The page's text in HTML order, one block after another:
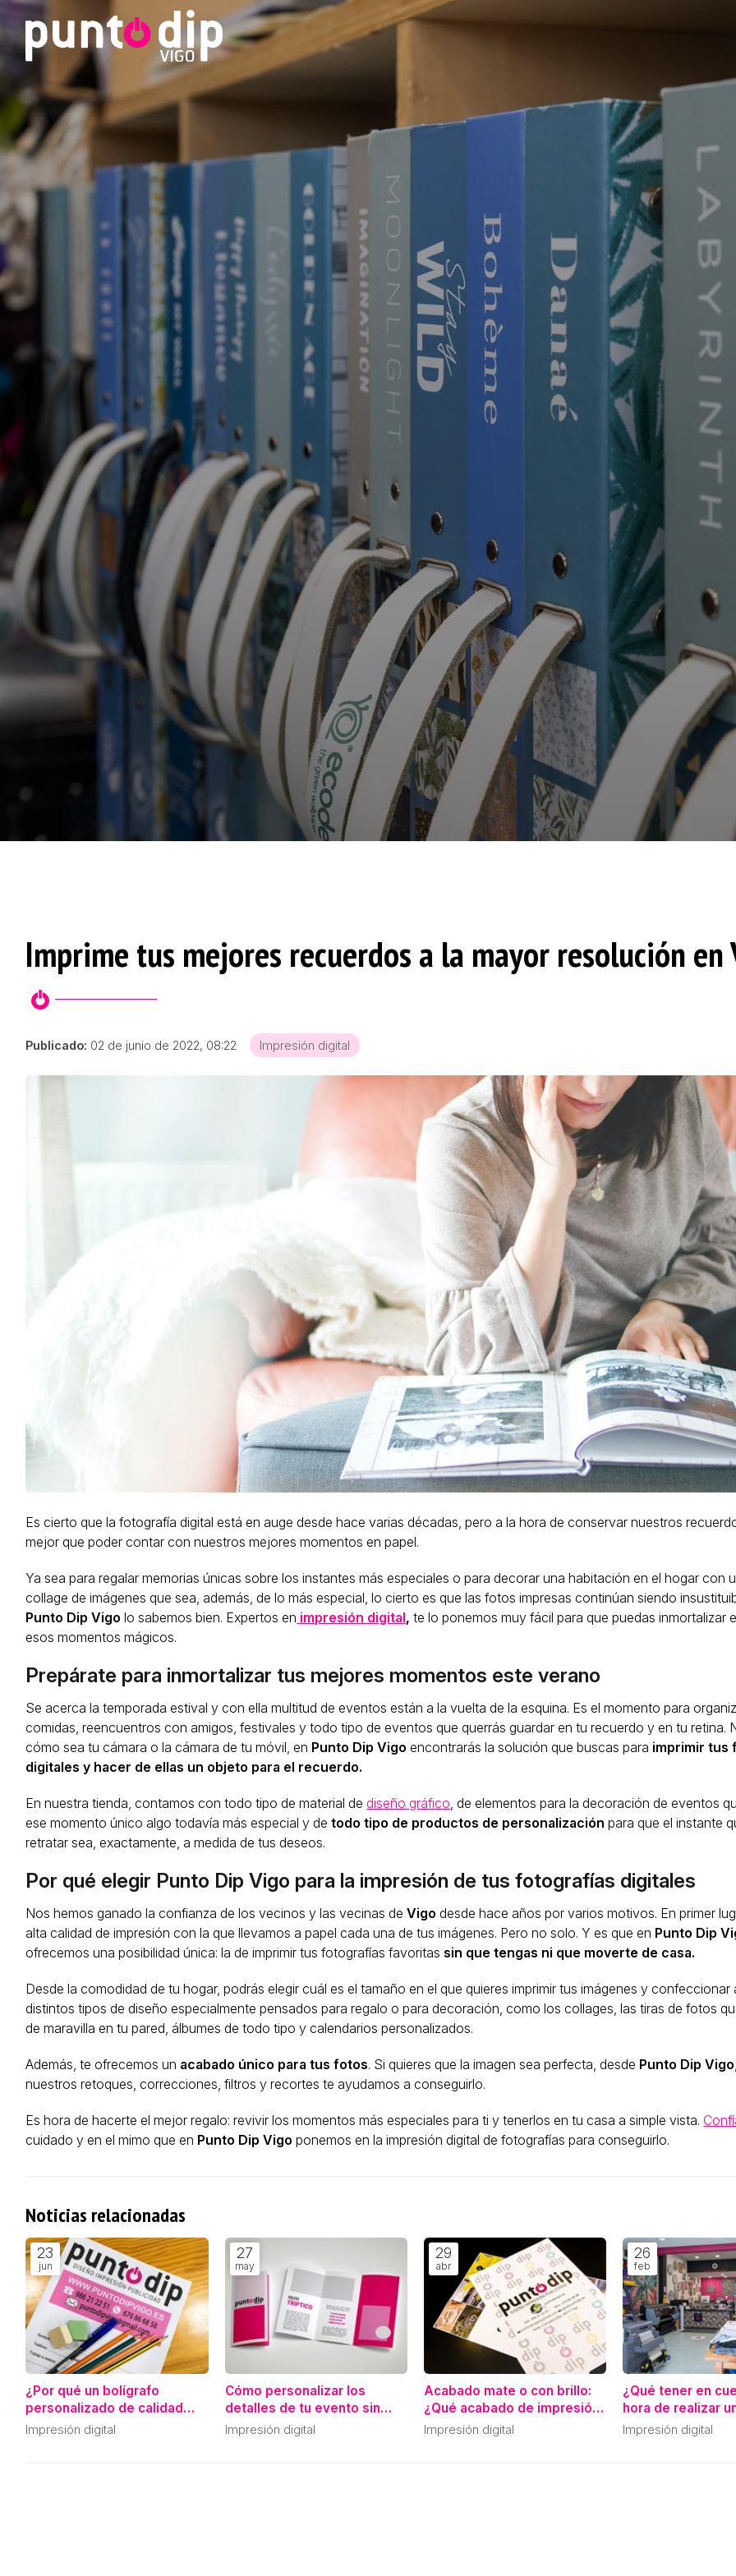
Imprime tus mejores recuerdos a la mayor resolución en
Publicado: 02 de junio de 2022, 08:22 Impresión digital
Es cierto que la fotografía digital está en auge desde hace varias décadas, pero a la hora de conservar nuestros
mejor que poder contar con nuestros mejores momentos en papel.
Ya sea para regalar memorias únicas sobre los instantes más especiales o para decorar una habitación en el hogar con
collage de imágenes que sea, además, de lo más especial, lo cierto es que las fotos impresas continúan siendo
Punto Dip Vigolo sabemos bien. Expertos en impresión digital, te lo ponemos muy fácil para que puedas inmortalizar
esos momentos mágicos.
Prepárate para inmortalizar tus mejores momentos este verano
Se acerca la temporada estival y con ella multitud de eventos están a la vuelta de la esquina. Es el momento para
comidas, reencuentros con amigos, festivales y todo tipo de eventos que querrás guardar en tu recuerdo y en tu retina.
cómo sea tu cámara o la cámara de tu móvil, en Punto Dip Vigo encontrarás la solución que buscas para imprimir tus
digitales y hacer de ellas un objeto para el recuerdo.
En nuestra tienda, contamos con todo tipo de material dediseño gráfico , de elementos para la decoración de eventos
ese momento único algo todavía más especial y de todo tipo de productos de personalizaciónpara que el instante
retratar sea, exactamente, a medida de tus deseos.
Por qué elegir Punto Dip Vigo para la impresión de tus fotografías digitales
Nos hemos ganado la confianza de los vecinos y las vecinas deVigo desde hace años por varios motivos. En primer
alta calidad de impresión con la que llevamos a papel cada una de tus imágenes. Pero no solo. Y es que en Punto Dip
ofrecemos una posibilidad única: la de imprimir tus fotografías favoritas sin que tengas ni que moverte de casa.
Desde la comodidad de tu hogar, podrás elegir cuál es el tamaño en el que quieres imprimir tus imágenes y confeccionar
distintos tipos de diseño especialmente pensados para regalo o para decoración, como los collages, las tiras de fotos
de maravilla en tu pared, álbumes de todo tipo y calendarios personalizados.
Además, te ofrecemos un acabado único para tus fotos. Si quieres que la imagen sea perfecta, desde Punto Dip Vigo
nuestros retoques, correcciones, filtros y recortes te ayudamos a conseguirlo.
Es hora de hacerte el mejor regalo: revivir los momentos más especiales para ti y tenerlos en tu casa a simple vista.
cuidado y en el mimo que en Punto Dip Vigo ponemos en la impresión digital de fotografías para conseguirlo.
Noticias relacionadas
23
jun
¿Por qué un bolígrafo
personalizado de calidad
dice mucho de tu marca?
Impresión digital
27
may
Cómo personalizar los
detalles de tu evento sin
gastar una fortuna
Impresión digital
29
abr
Acabado mate o con brillo:
¿Qué acabado de impresión
se adapta mejor a mi tipo de
Impresión digital
26
feb
¿Qué tener en
hora de realizar
impresión digital
Impresión digital